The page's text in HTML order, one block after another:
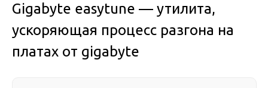
Gigabyte easytune — утилита,
ускоряющая процесс разгона на
платах от gigabyte